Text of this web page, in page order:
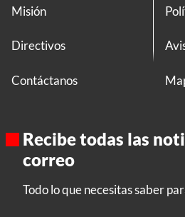
Misión
Directivos
Contáctanos
Recibe todas las
correo
Todo lo que necesitas saber